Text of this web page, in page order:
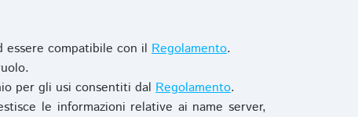
essere compatibile con il Regolamento.
per gli usi consentiti dal Regolamento.
le informazioni relative ai name server,